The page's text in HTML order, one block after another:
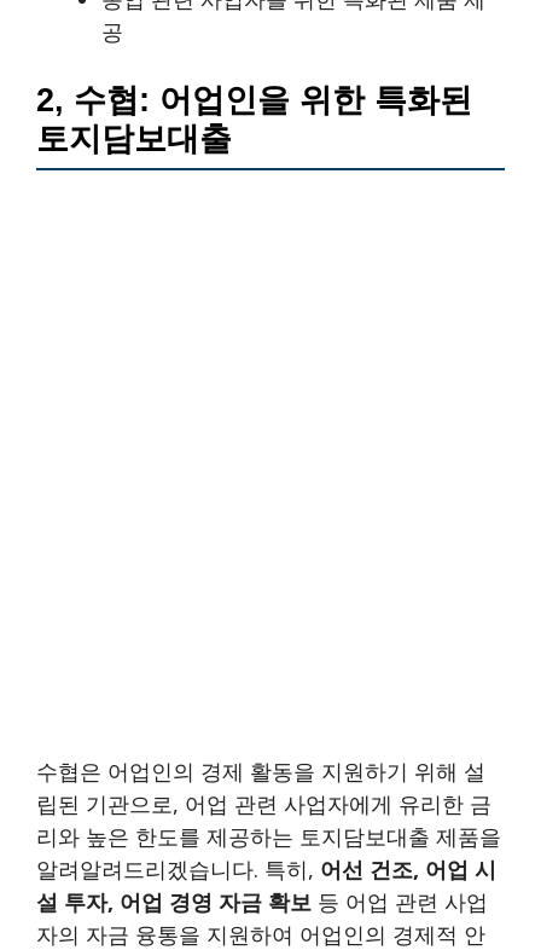
공
2, 수협: 어업인을 위한 특화된
토지담보대출
수협은 어업인의 경제 활동을 지원하기 위해 설
립된 기관으로, 어업 관련 사업자에게 유리한 금
리와 높은 한도를 제공하는 토지담보대출 제품을
알려알려드리겠습니다. 특히, 어선 건조, 어업 시
설 투자, 어업 경영 자금 확보 등 어업 관련 사업
자의 자금 융통을 지원하여 어업인의 경제적 안